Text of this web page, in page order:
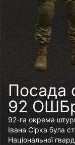
Посада
92
92-га окрема
Івана Сірка була
Національної